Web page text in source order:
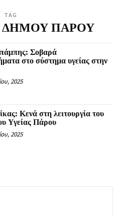
TAG
ΔΗΜΟΥ ΠΑΡΟΥ
Σοβαρά
στο σύστημα υγείας στην
2025
Κενά στη λειτουργία του
Υγείας Πάρου
2025